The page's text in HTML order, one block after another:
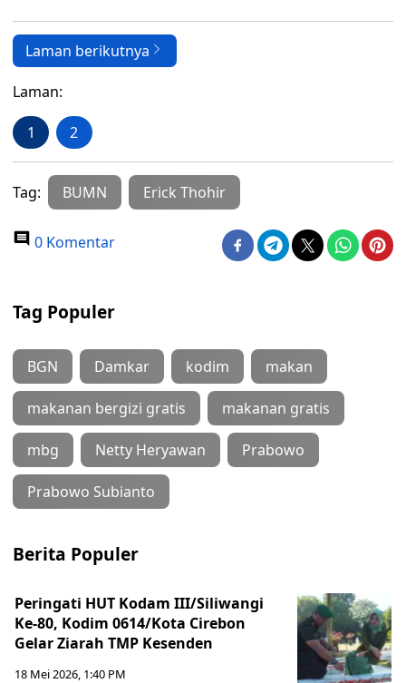
Laman berikutnya
Laman:
1 2
Tag: BUMN Erick Thohir
0 Komentar
Tag Populer
BGN Damkar kodim makan
makanan bergizi gratis makanan gratis
mbg Netty Heryawan Prabowo
Prabowo Subianto
Berita Populer
Peringati HUT Kodam III/Siliwangi
Ke-80, Kodim 0614/Kota Cirebon
Gelar Ziarah TMP Kesenden
18 Mei 2026, 1:40 PM